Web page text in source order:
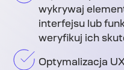
wykrywaj
interfejsu lub
weryfikuj ich
Optymalizacja